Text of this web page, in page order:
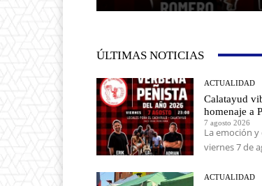
ÚLTIMAS NOTICIAS
ACTUALIDAD
Calatayud
homenaje a
7 agosto 2026
La emoción
viernes 7 de
ACTUALIDAD